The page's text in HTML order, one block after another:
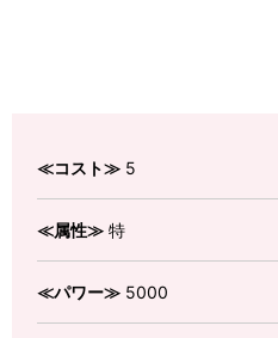
≪コスト≫ 5
≪属性≫ 特
≪パワー≫ 5000